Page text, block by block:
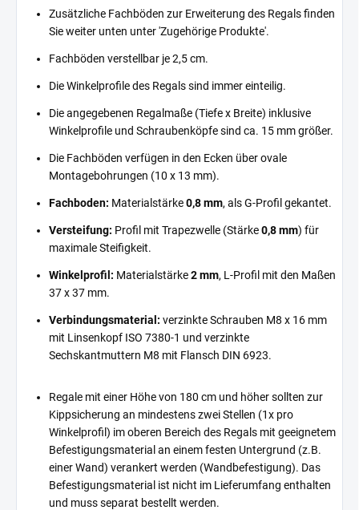
Zusätzliche Fachböden zur Erweiterung des Regals finden
Sie weiter unten unter 'Zugehörige Produkte'.
Fachböden verstellbar je 2,5 cm.
Die Winkelprofile des Regals sind immer einteilig.
Die angegebenen Regalmaße (Tiefe x Breite) inklusive
Winkelprofile und Schraubenköpfe sind ca. 15 mm größer.
Die Fachböden verfügen in den Ecken über ovale
Montagebohrungen (10 x 13 mm).
Fachboden: Materialstärke0,8 mm, als G-Profil gekantet.
Versteifung: Profil mit Trapezwelle (Stärke0,8 mm) für
maximale Steifigkeit.
Winkelprofil: Materialstärke2 mm, L-Profil mit den Maßen
37 x 37 mm.
Verbindungsmaterial: verzinkte Schrauben M8 x 16 mm
mit Linsenkopf ISO 7380-1 und verzinkte
Sechskantmuttern M8 mit Flansch DIN 6923.
Regale mit einer Höhe von 180 cm und höher sollten zur
Kippsicherung an mindestens zwei Stellen (1x pro
Winkelprofil) im oberen Bereich des Regals mit geeignetem
Befestigungsmaterial an einem festen Untergrund (z.B.
einer Wand) verankert werden (Wandbefestigung). Das
Befestigungsmaterial ist nicht im Lieferumfang enthalten
und muss separat bestellt werden.